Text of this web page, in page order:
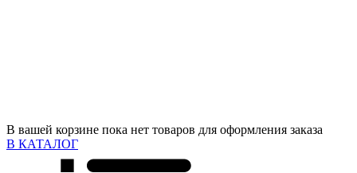
В вашей корзине пока нет товаров для оформления заказа
В КАТАЛОГ